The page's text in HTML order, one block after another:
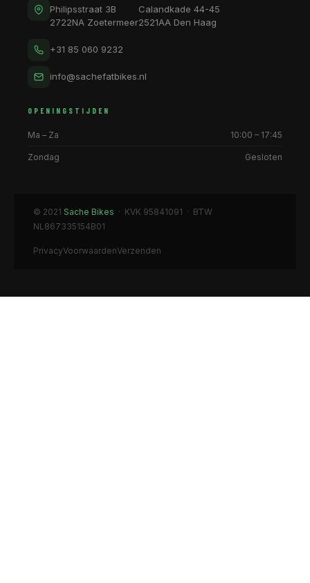
Philipsstraat 3B
2722NA Zoetermeer
Calandkade 44-45
2521AA Den Haag
+31 85 060 9232
info@sachefatbikes.nl
OPENINGSTIJDEN
Ma – Za 10:00 – 17:45
Zondag Gesloten
© 2021 Sache Bikes · KVK 95841091 · BTW
NL867335154B01
PrivacyVoorwaardenVerzenden